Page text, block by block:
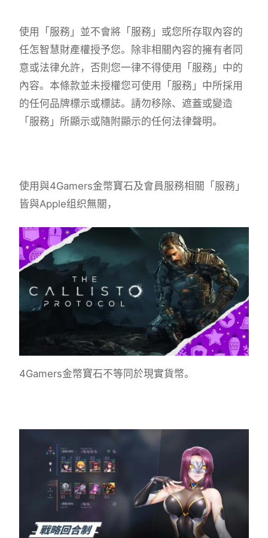
使用「服務」並不會將「服務」或您所存取內容的
任怎智慧財產權授予您。除非相關內容的擁有者同
意或法律允許，否則您一律不得使用「服務」中的
內容。本條款並未授權您可使用「服務」中所採用
的任何品牌標示或標誌。請勿移除、遮蓋或變造
「服務」所顯示或隨附顯示的任何法律聲明。
使用與4Gamers金幣寶石及會員服務相關「服務」
皆與Apple组织無關，
4Gamers金幣寶石不等同於現實貨幣。